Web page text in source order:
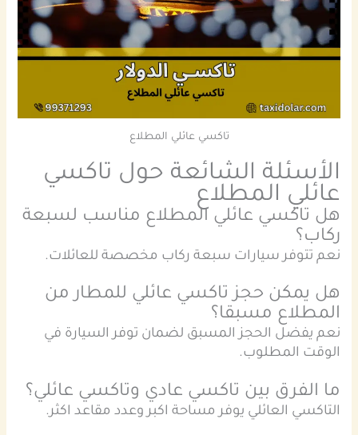
تاكسي عائلي المطلاع
الأسئلة الشائعة حول تاكسي
عائلي المطلاع
هل تاكسي عائلي المطلاع مناسب لسبعة
ركاب؟
نعم تتوفر سيارات سبعة ركاب مخصصة للعائلات.
هل يمكن حجز تاكسي عائلي للمطار من
المطلاع مسبقا؟
نعم يفضل الحجز المسبق لضمان توفر السيارة في
الوقت المطلوب.
ما الفرق بين تاكسي عادي وتاكسي عائلي؟
التاكسي العائلي يوفر مساحة اكبر وعدد مقاعد اكثر.